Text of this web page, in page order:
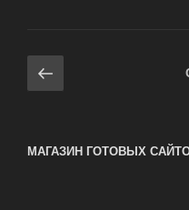
Навигация
постраница
МАГАЗИН ГОТОВЫХ